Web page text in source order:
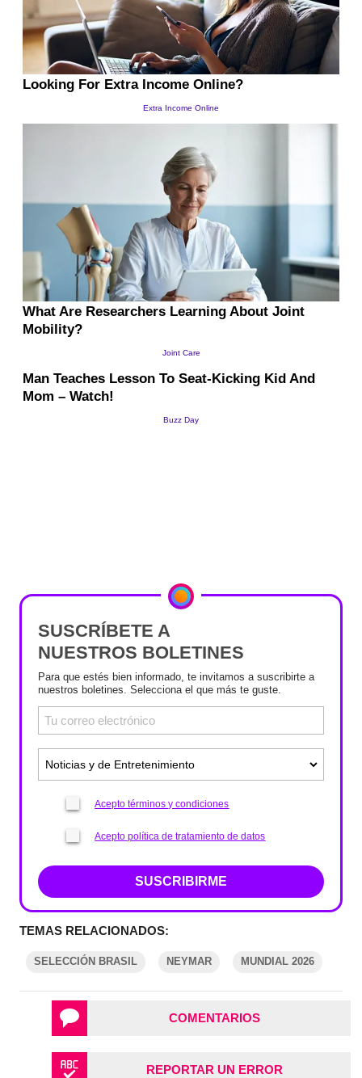
SUSCRÍBETE A
NUESTROS BOLETINES
Para que estés bien informado, te invitamos a suscribirte a
nuestros boletines. Selecciona el que más te guste.
Acepto términos y condiciones
Acepto política de tratamiento de datos
SUSCRIBIRME
TEMAS RELACIONADOS:
SELECCIÓN BRASIL NEYMAR MUNDIAL 2026
COMENTARIOS
REPORTAR UN ERROR